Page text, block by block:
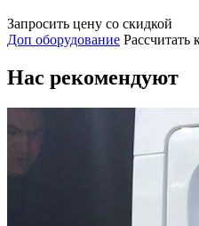
Запросить цену со скидкой
Доп оборудование Рассчитать
Нас рекомендуют